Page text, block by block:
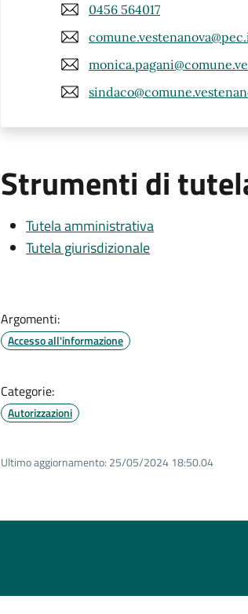
0456 564017
Strumenti di
Tutela amministrativa
Tutela giurisdizionale
Argomenti:
Accesso all'informazione
Categorie:
Autorizzazioni
Ultimo aggiornamento: 25/05/2024 18:50.04